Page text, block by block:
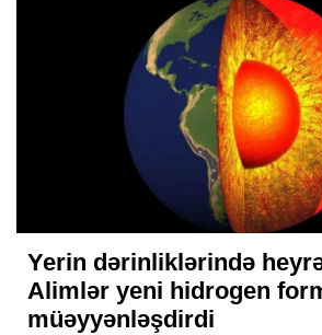
Yerin dərinliklərində
Alimlər yeni hidrogen
müəyyənləşdirdi